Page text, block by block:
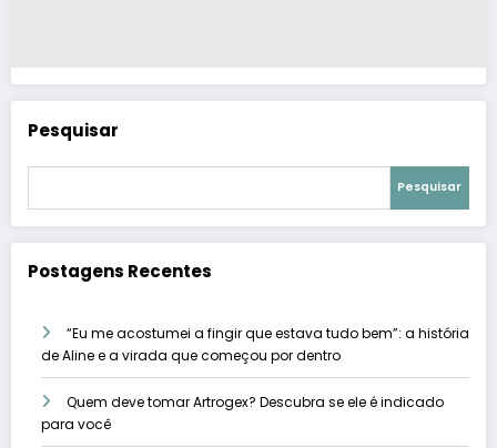
Pesquisar
Pesquisar
Postagens Recentes
“Eu me acostumei a fingir que estava tudo bem”: a história
de Aline e a virada que começou por dentro
Quem deve tomar Artrogex? Descubra se ele é indicado
para você